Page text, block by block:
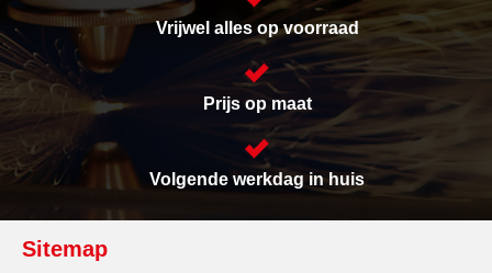
Vrijwel alles op voorraad
Prijs op maat
Volgende werkdag in huis
Sitemap